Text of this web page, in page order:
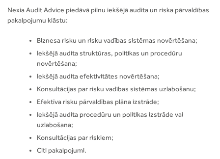
Prakses iespējas
Nexia Audit Advice piedāvā pilnu iekšējā audita un riska pārvaldības
pakalpojumu klāstu:
Biznesa risku un risku vadības sistēmas novērtēšana;
Iekšējā audita struktūras, politikas un procedūru
novērtēšana;
Iekšējā audita efektivitātes novērtēšana;
Konsultācijas par risku vadības sistēmas uzlabošanu;
Efektīva risku pārvaldības plāna izstrāde;
Iekšējā audita procedūru un politikas izstrāde vai
uzlabošana;
Konsultācijas par riskiem;
Citi pakalpojumi.